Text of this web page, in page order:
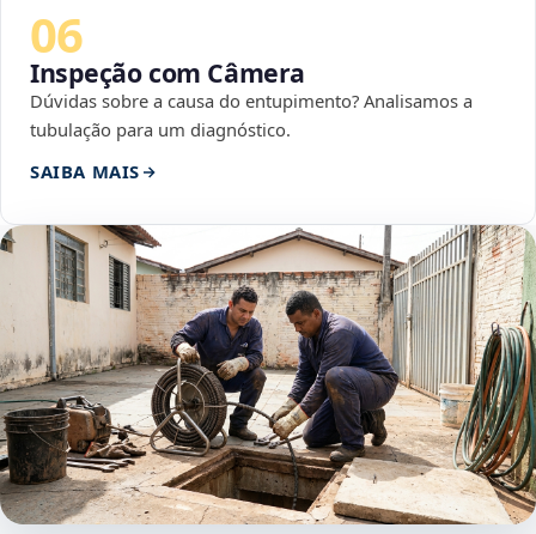
06
Inspeção com Câmera
Dúvidas sobre a causa do entupimento? Analisamos a
tubulação para um diagnóstico.
SAIBA MAIS